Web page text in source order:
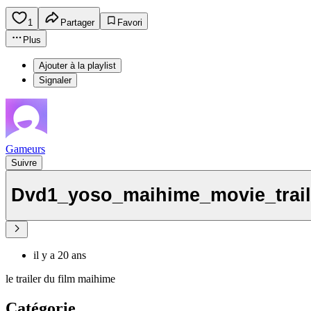
1 Partager
Favori
Plus
Ajouter à la playlist
Signaler
Gameurs
Suivre
il y a 20 ans
le trailer du film maihime